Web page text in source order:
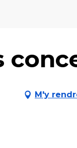
M'y